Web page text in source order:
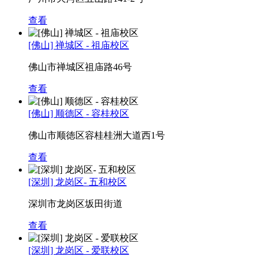
查看
[佛山] 禅城区 - 祖庙校区
佛山市禅城区祖庙路46号
查看
[佛山] 顺德区 - 容桂校区
佛山市顺徳区容桂桂洲大道西1号
查看
[深圳] 龙岗区- 五和校区
深圳市龙岗区坂田街道
查看
[深圳] 龙岗区 - 爱联校区